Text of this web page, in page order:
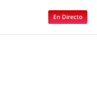
En Directo